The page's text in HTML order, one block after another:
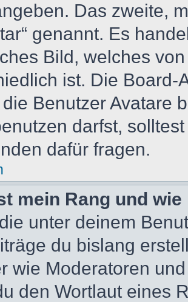
Das zweite,
genannt. Es
Bild, welches
ist. Die
Benutzer Avatare
darfst,
dafür fragen.
mein Rang und
unter deinem
du bislang
wie Moderatoren
den Wortlaut eines